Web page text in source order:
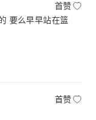
首赞
要么早早站在篮
首赞